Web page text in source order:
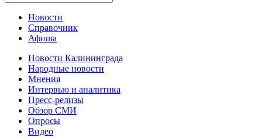
Новости
Справочник
Афиша
Новости Калининграда
Народные новости
Мнения
Интервью и аналитика
Пресс-релизы
Обзор СМИ
Опросы
Видео